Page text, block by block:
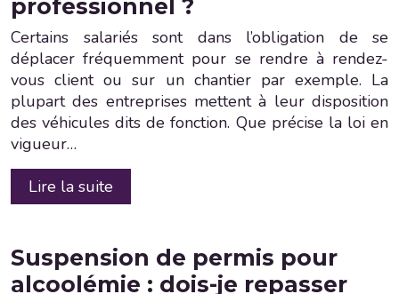
professionnel ?
Certains salariés sont dans l’obligation de se
déplacer fréquemment pour se rendre à rendez-
vous client ou sur un chantier par exemple. La
plupart des entreprises mettent à leur disposition
des véhicules dits de fonction. Que précise la loi en
vigueur…
Lire la suite
Suspension de permis pour
alcoolémie : dois-je repasser